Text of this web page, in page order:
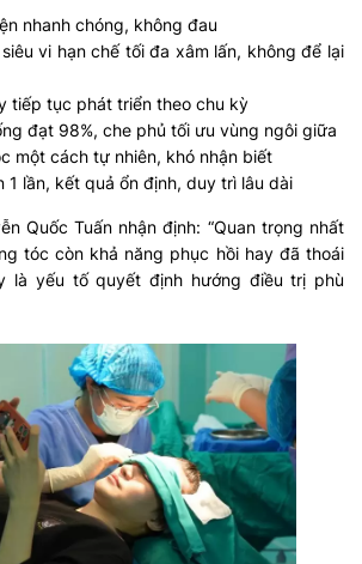
nhanh chóng, không đau
vi hạn chế tối đa xâm lấn, không để lại
tiếp tục phát triển theo chu kỳ
đạt 98%, che phủ tối ưu vùng ngôi giữa
một cách tự nhiên, khó nhận biết
1 lần, kết quả ổn định, duy trì lâu dài
Quốc Tuấn nhận định: “Quan trọng nhất
tóc còn khả năng phục hồi hay đã thoái
là yếu tố quyết định hướng điều trị phù